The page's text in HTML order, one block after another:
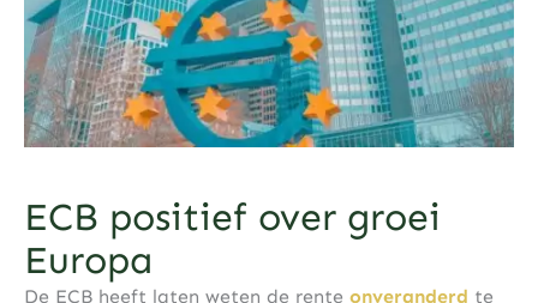
ECB positief over groei
Europa
De ECB heeft laten weten de rente onveranderd te